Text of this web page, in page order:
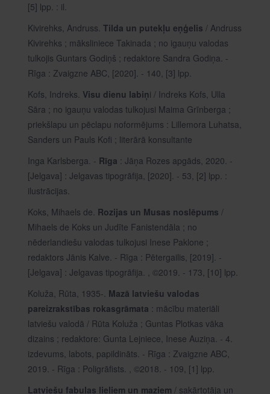
[5] lpp. : il.
Kivirehks, Andruss. Tilda un putekļu eņģelis / Andruss
Kivirehks ; māksliniece Takinada ; no igauņu valodas
tulkojis Guntars Godiņš ; redaktore Sandra Godiņa. -
Rīga : Zvaigzne ABC, [2020]. - 140, [3] lpp.
Kofs, Indreks. Visu dienu labiņi / Indreks Kofs, Ulla
Sāra ; no igauņu valodas tulkojusi Maima Grīnberga ;
priekšlapu un pēclapu noformējums : Lillemora Luhatsa,
Sanders un Pauls Kofi ; literārā konsultante
Inga Karlsberga. - Rīga : Jāņa Rozes apgāds, 2020. -
[Jelgava] : Jelgavas tipogrāfija, [2020]. - 53, [2] lpp. :
ilustrācijas.
Koks, Mihaels de. Rozijas un Musas noslēpums /
Mihaels de Koks un Judīte Fanistendāla ; no
nēderlandiešu valodas tulkojusi Inese Paklone ;
redaktors Jānis Kalve. - Rīga : Pētergailis, [2019]. -
[Jelgava] : Jelgavas tipogrāfija. , ©2019. - 173, [10] lpp.
Koluža, Rūta, 1935-. Mazā latviešu valodas
pareizrakstības rokasgrāmata : mācību materiāli
latviešu valodā / Rūta Koluža ; Guntas Plotkas vāka
dizains ; redaktore: Gunta Lejniece, Inese Auziņa. - 4.
izdevums, labots, papildināts. - Rīga : Zvaigzne ABC,
2019. - Rīga : Poligrāfists. , ©2018. - 109, [1] lpp.
Latviešu fabulas lieliem un maziem / sakārtotāja un